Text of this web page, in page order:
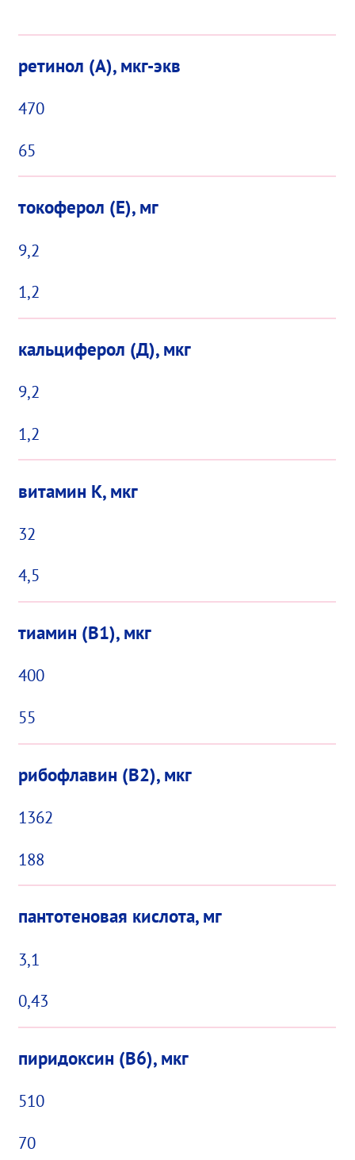
ретинол (А), мкг-экв
470
65
токоферол (Е), мг
9,2
1,2
кальциферол (Д), мкг
9,2
1,2
витамин К, мкг
32
4,5
тиамин (В1), мкг
400
55
рибофлавин (В2), мкг
1362
188
пантотеновая кислота, мг
3,1
0,43
пиридоксин (В6), мкг
510
70